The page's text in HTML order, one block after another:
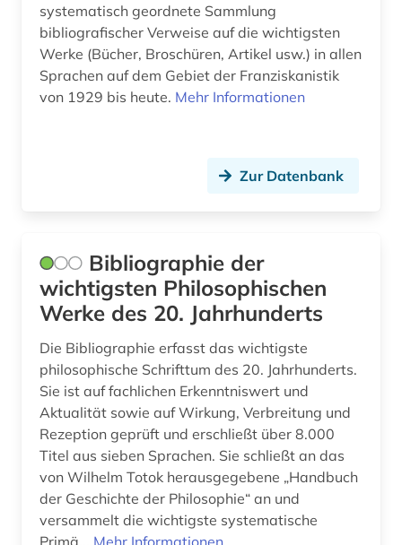
medizin (2)
medizinethik (1)
mediävistik (1)
muße (1)
nachlass (1)
naturrecht (1)
newman (1)
newton (1)
nietzsche friedrich (1)
systematisch geordnete Sammlung
bibliografischer Verweise auf die wichtigsten
Werke (Bücher, Broschüren, Artikel usw.) in allen
Sprachen auf dem Gebiet der Franziskanistik
von 1929 bis heute. Mehr Informationen
Zur Datenbank
Bibliographie der
wichtigsten Philosophischen
Werke des 20. Jahrhunderts
Die Bibliographie erfasst das wichtigste
philosophische Schrifttum des 20. Jahrhunderts.
Sie ist auf fachlichen Erkenntniswert und
Aktualität sowie auf Wirkung, Verbreitung und
Rezeption geprüft und erschließt über 8.000
Titel aus sieben Sprachen. Sie schließt an das
von Wilhelm Totok herausgegebene „Handbuch
der Geschichte der Philosophie“ an und
versammelt die wichtigste systematische